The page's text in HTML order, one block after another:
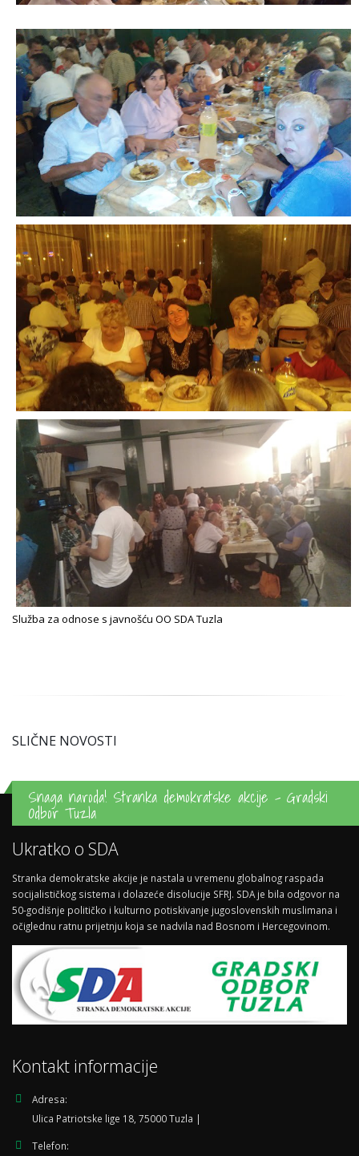
Služba za odnose s javnošću OO SDA Tuzla
SLIČNE NOVOSTI
Snaga naroda! Stranka demokratske akcije - Gradski
Odbor Tuzla
Ukratko o SDA
Stranka demokratske akcije je nastala u vremenu globalnog raspada
socijalističkog sistema i dolazeće disolucije SFRJ. SDA je bila odgovor na
50-godišnje političko i kulturno potiskivanje jugoslovenskih muslimana i
očiglednu ratnu prijetnju koja se nadvila nad Bosnom i Hercegovinom.
Kontakt informacije
Adresa:
Ulica Patriotske lige 18, 75000 Tuzla |
Telefon: